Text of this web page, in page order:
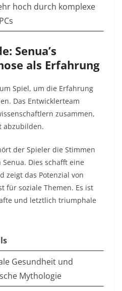
hoch durch komplexe
Senua’s
als Erfahrung
Spiel, um die Erfahrung
Das Entwicklerteam
zusammen,
abzubilden.
der Spieler die Stimmen
Dies schafft eine
zeigt das Potenzial von
für soziale Themen. Es ist
und letztlich triumphale
Gesundheit und
Mythologie